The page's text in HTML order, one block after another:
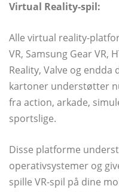
Virtual Reality-spil:
Alle virtual reality-
VR, Samsung Gear VR,
Reality, Valve og
kartoner understøtter
fra action, arkade,
sportslige.
Disse platforme
operativsystemer og
spille VR-spil på dine